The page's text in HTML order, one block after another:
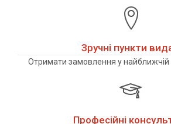
Зручні пункти
Отримати замовлення у найближчій
Професійні